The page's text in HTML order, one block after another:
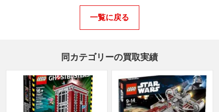
一覧に戻る
同カテゴリーの買取実績